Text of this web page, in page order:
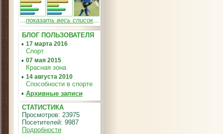
...показать весь список...
БЛОГ ПОЛЬЗОВАТЕЛЯ
▪ 17 марта 2016
Спорт
▪ 07 мая 2015
Красная зона
▪ 14 августа 2010
Способности в спорте
▪ Архивные записи
СТАТИСТИКА
Просмотров: 23975
Посетителей: 9987
Подробности